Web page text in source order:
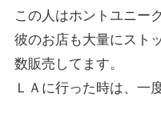
この人はホントユニー
彼のお店も大量にスト
数販売してます。
ＬＡに行った時は、一